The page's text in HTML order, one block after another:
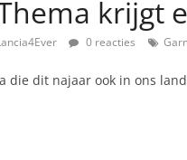
krijgt
0 reacties
die dit najaar ook in ons